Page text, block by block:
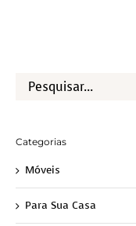
Categorias
Móveis
Para Sua Casa